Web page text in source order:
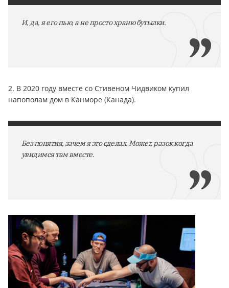
И, да, я его пью, а не просто храню бутылки.
2. В 2020 году вместе со Стивеном Чидвиком купил
напополам дом в Канморе (Канада).
Без понятия, зачем я это сделал. Может, разок когда
увидимся там вместе.